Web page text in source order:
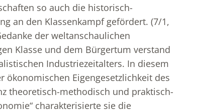
so auch die historisch-
an den Klassenkampf gefördert. (7/1,
der weltanschaulichen
Klasse und dem Bürgertum verstand
Industriezeitalters. In diesem
ökonomischen Eigengesetzlichkeit des
theoretisch-methodisch und praktisch-
charakterisierte sie die